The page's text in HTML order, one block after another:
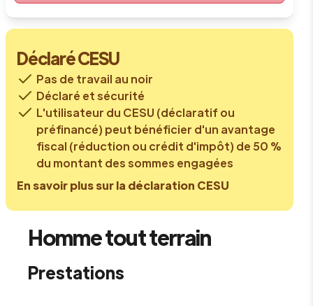
Déclaré CESU
Pas de travail au noir
Déclaré et sécurité
L'utilisateur du CESU (déclaratif ou
préfinancé) peut bénéficier d'un avantage
fiscal (réduction ou crédit d'impôt) de 50 %
du montant des sommes engagées
En savoir plus sur la déclaration CESU
Homme tout terrain
Prestations